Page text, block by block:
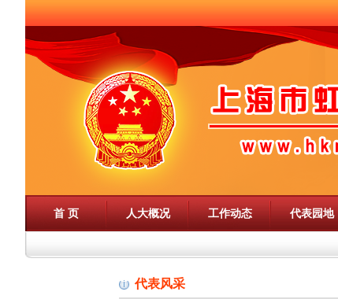
首 页 人大概况 工作动态 代表园地
代表风采